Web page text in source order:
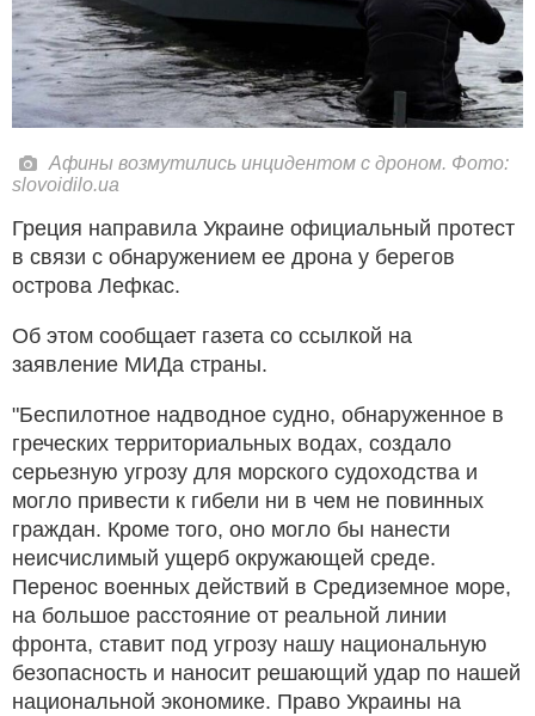
Афины возмутились инцидентом с дроном. Фото:
slovoidilo.ua
Греция направила Украине официальный протест
в связи с обнаружением ее дрона у берегов
острова Лефкас.
Об этом сообщает газета со ссылкой на
заявление МИДа страны.
"Беспилотное надводное судно, обнаруженное в
греческих территориальных водах, создало
серьезную угрозу для морского судоходства и
могло привести к гибели ни в чем не повинных
граждан. Кроме того, оно могло бы нанести
неисчислимый ущерб окружающей среде.
Перенос военных действий в Средиземное море,
на большое расстояние от реальной линии
фронта, ставит под угрозу нашу национальную
безопасность и наносит решающий удар по нашей
национальной экономике. Право Украины на